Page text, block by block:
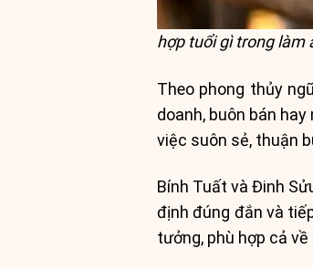
hợp tuổi gì trong làm
Theo phong thủy
doanh, buôn bán
việc suôn sẻ, thuận
Bính Tuất và Đinh
định đúng đắn và
tưởng, phù hợp cả